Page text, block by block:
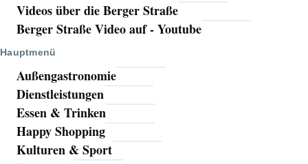
Videos über die Berger Straße
Berger Straße Video auf - Youtube
Hauptmenü
Außengastronomie
Dienstleistungen
Essen & Trinken
Happy Shopping
Kulturen & Sport